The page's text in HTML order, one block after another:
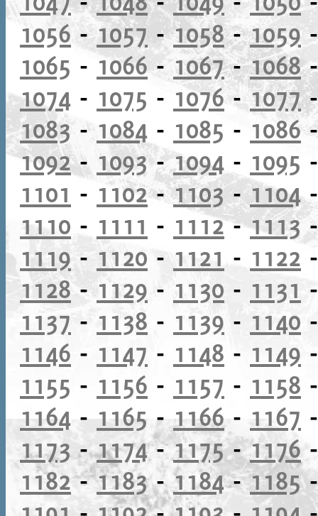
1056 -1057 -1058-1059
1065 - 1066-1067-1068
1074 - 1075 - 1076-1077
1083- 1084 - 1085 - 1086
1092- 1093-1094 - 1095
1101 - 1102-1103- 1104
1110 - 1111 - 1112-1113
1119 - 1120 - 1121 - 1122
1128- 1129 - 1130 - 1131
1137 - 1138 - 1139 - 1140
1146 - 1147 - 1148 - 1149
1155 - 1156 - 1157 - 1158
1164 - 1165 - 1166- 1167
1173-1174-1175-1176
1182-1183-1184-1185